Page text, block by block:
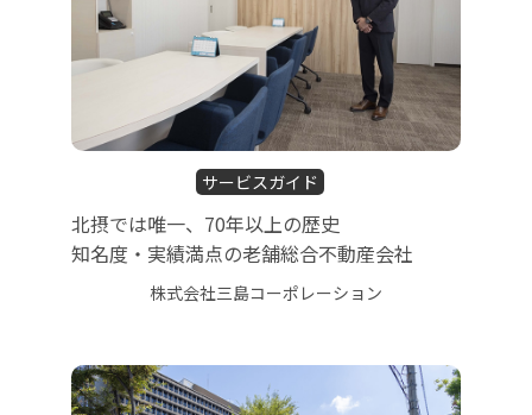
サービスガイド
北摂では唯一、70年以上の歴史
知名度・実績満点の老舗総合不動産会社
株式会社三島コーポレーション